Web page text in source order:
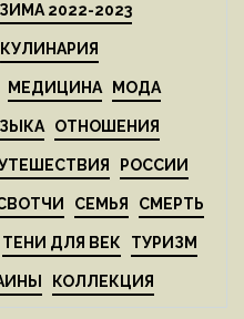
ЗИМА 2022-2023
КУЛИНАРИЯ
МЕДИЦИНА МОДА
ОТНОШЕНИЯ
РОССИИ
СЕМЬЯ СМЕРТЬ
ТЕНИ ДЛЯ ВЕК ТУРИЗМ
КОЛЛЕКЦИЯ